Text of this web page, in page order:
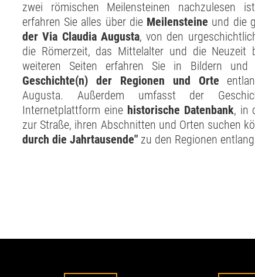
zwei römischen Meilensteinen nachzulesen
erfahren Sie alles über die Meilensteine und die
der Via Claudia Augusta, von den
die Römerzeit, das Mittelalter und die Neuzeit
weiteren Seiten erfahren Sie in Bildern und
Geschichte(n) der Regionen und Orte
Augusta. Außerdem umfasst der
Internetplattform eine historische Datenbank, in
zur Straße, ihren Abschnitten und Orten suchen
durch die Jahrtausende" zu den Regionen